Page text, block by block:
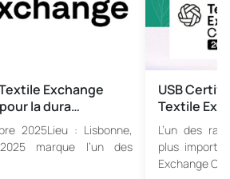
Exchange
la dura…
2025Lieu : Lisbonne,
marque l’un des
USB
Textile
L’un des
plus
Exchange